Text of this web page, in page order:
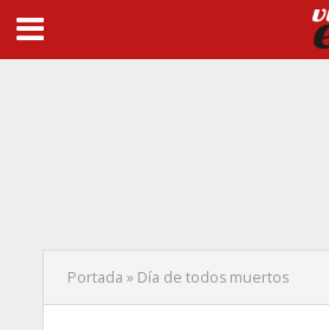
Portada » Día de todos muertos